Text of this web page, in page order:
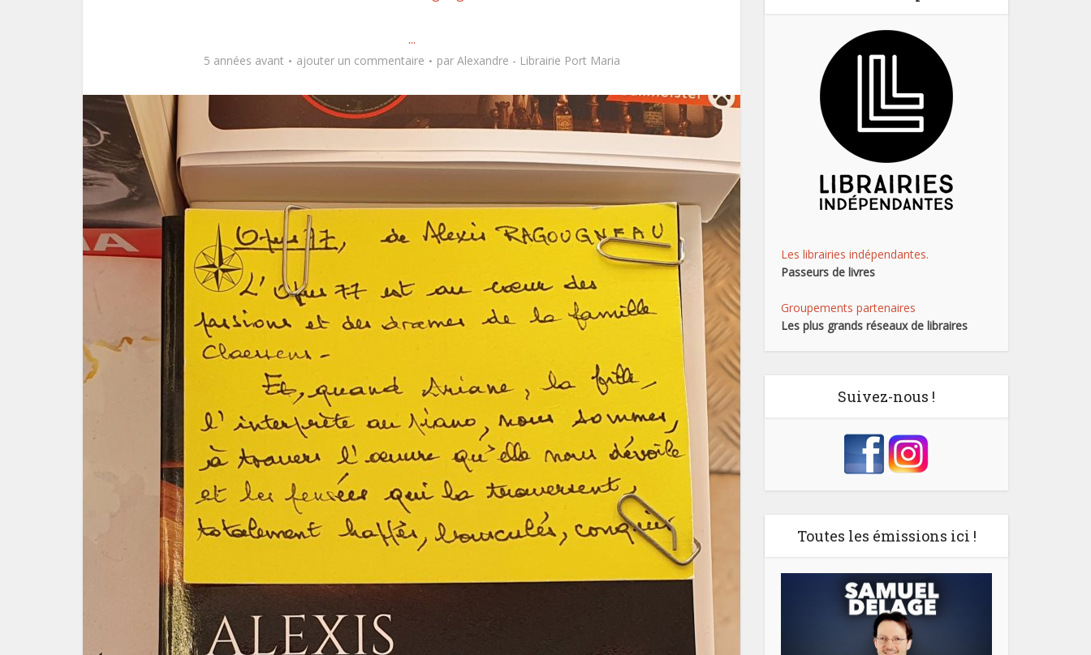
...
5 années avant ajouter un commentaire par Alexandre - Librairie Port Maria
Les librairies indépendantes.
Passeurs de livres
Groupements partenaires
Les plus grands réseaux de libraires
Suivez-nous !
Toutes les émissions ici !